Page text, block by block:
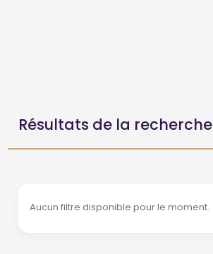
Résultats de la recherche
Aucun filtre disponible pour le moment.